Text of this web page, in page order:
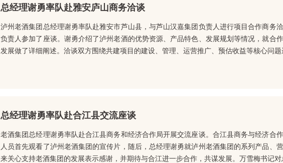
总经理谢勇率队赴雅安庐山商务洽谈
泸州老酒集团总经理谢勇率队赴雅安市芦山县，与芦山汉嘉集团负责人进行项目合作商务
负责人参加了座谈。谢勇介绍了泸州老酒的优势资源、产品特色、发展规划等情况，就合
发展做了详细阐述。洽谈双方围绕共建项目的建设、管理、运营推广、预估收益等核心问
总经理谢勇率队赴合江县交流座谈
老酒集团总经理谢勇率队赴合江县商务和经济合作局开展交流座谈。合江县商务与经济合
人员首先观看了泸州老酒集团的宣传片，随后，总经理谢勇就泸州老酒集团的系列产品、
来关心支持老酒集团的发展表示感谢，并期待与合江进一步合作，共谋发展。万雪梅书记